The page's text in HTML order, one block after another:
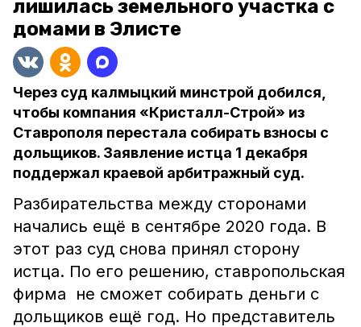
лишилась земельного участка с
домами в Элисте
Через суд калмыцкий минстрой добился,
чтобы компания «Кристалл-Строй» из
Ставрополя перестала собирать взносы с
дольщиков. Заявление истца 1 декабря
поддержал краевой арбитражный суд.
Разбирательства между сторонами
начались ещё в сентябре 2020 года. В
этот раз суд снова принял сторону
истца. По его решению, ставропольская
фирма не сможет собирать деньги с
дольщиков ещё год. Но представитель